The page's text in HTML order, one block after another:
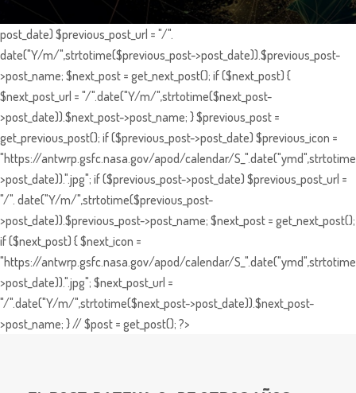
post_date) $previous_post_url = "/".
date("Y/m/",strtotime($previous_post->post_date)).$previous_post-
>post_name; $next_post = get_next_post(); if ($next_post) {
$next_post_url = "/".date("Y/m/",strtotime($next_post-
>post_date)).$next_post->post_name; } $previous_post =
get_previous_post(); if ($previous_post->post_date) $previous_icon =
"https://antwrp.gsfc.nasa.gov/apod/calendar/
>post_date)).".jpg"; if ($previous_post->post_date) $previous_post_url =
"/". date("Y/m/",strtotime($previous_post-
>post_date)).$previous_post->post_name; $next_post = get_next_post();
if ($next_post) { $next_icon =
"https://antwrp.gsfc.nasa.gov/apod/calendar/
>post_date)).".jpg"; $next_post_url =
"/".date("Y/m/",strtotime($next_post->post_date)).$next_post-
>post_name; } // $post = get_post(); ?>